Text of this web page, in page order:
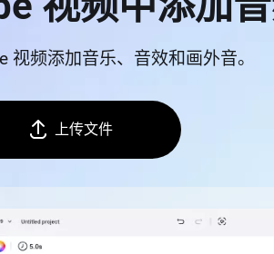
视频添加音乐、音效和画外音。
上传文件